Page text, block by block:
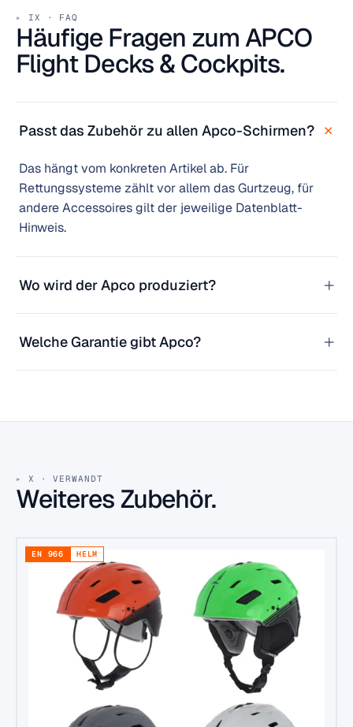
IX · FAQ
Häufige Fragen zum APCO
Flight Decks & Cockpits.
Passt das Zubehör zu allen Apco-Schirmen? +
Das hängt vom konkreten Artikel ab. Für
Rettungssysteme zählt vor allem das Gurtzeug, für
andere Accessoires gilt der jeweilige Datenblatt-
Hinweis.
Wo wird der Apco produziert? +
Welche Garantie gibt Apco? +
X · VERWANDT
Weiteres Zubehör.
EN 966 HELM